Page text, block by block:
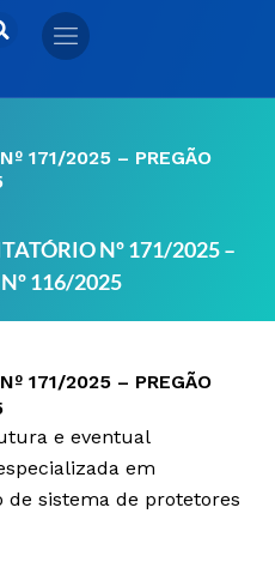
171/2025 – PREGÃO
Nº 171/2025 –
116/2025
171/2025 – PREGÃO
e eventual
em
sistema de protetores